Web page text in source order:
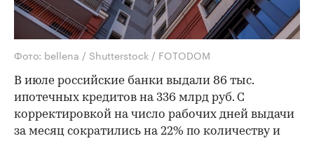
Фото: bellena / Shutterstock / FOTODOM
В июле российские банки выдали 86 тыс.
ипотечных кредитов на 336 млрд руб. С
корректировкой на число рабочих дней выдачи
за месяц сократились на 22% по количеству и